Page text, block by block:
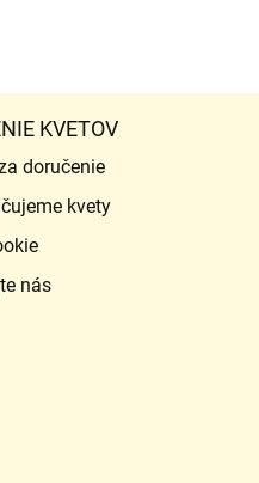
KVETOV
doručenie
kvety
nás